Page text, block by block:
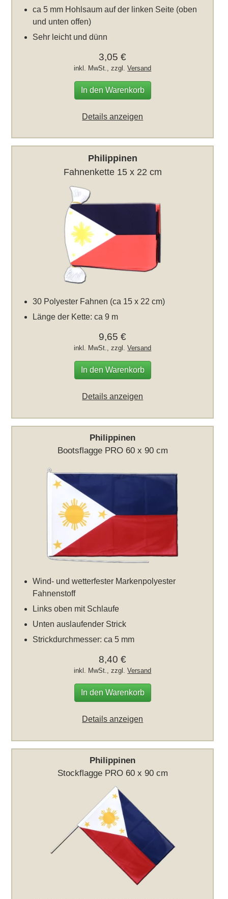
ca 5 mm Hohlsaum auf der linken Seite (oben
und unten offen)
Sehr leicht und dünn
3,05 €
inkl. MwSt., zzgl.Versand
In den Warenkorb
Details anzeigen
Philippinen
Fahnenkette 15 x 22 cm
30 Polyester Fahnen (ca 15 x 22 cm)
Länge der Kette: ca 9 m
9,65 €
inkl. MwSt., zzgl.Versand
In den Warenkorb
Details anzeigen
Philippinen
Bootsflagge PRO 60 x 90 cm
Wind- und wetterfester Markenpolyester
Fahnenstoff
Links oben mit Schlaufe
Unten auslaufender Strick
Strickdurchmesser: ca 5 mm
8,40 €
inkl. MwSt., zzgl.Versand
In den Warenkorb
Details anzeigen
Philippinen
Stockflagge PRO 60 x 90 cm